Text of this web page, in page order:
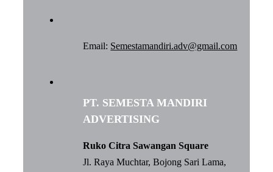
Email: Semestamandiri.adv@gmail.com
PT. SEMESTA MANDIRI
ADVERTISING
Ruko Citra Sawangan Square
Jl. Raya Muchtar, Bojong Sari Lama,